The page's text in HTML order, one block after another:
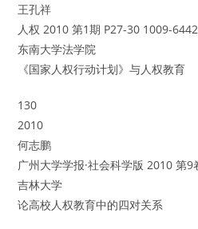
王孔祥
人权 2010 第1期 P27-30 1009-6442
东南大学法学院
《国家人权行动计划》与人权教育
130
2010
何志鹏
广州大学学报·社会科学版 2010 第
吉林大学
论高校人权教育中的四对关系